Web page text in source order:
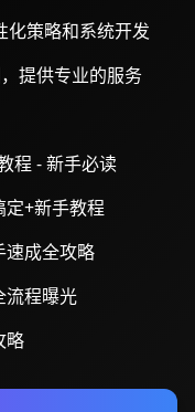
化策略和系统开发
提供专业的服务
程 - 新手必读
+新手教程
速成全攻略
流程曝光
略